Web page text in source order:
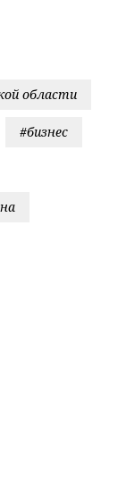
области
#бизнес